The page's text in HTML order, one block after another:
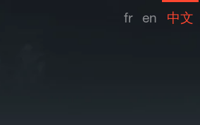
fr en 中文